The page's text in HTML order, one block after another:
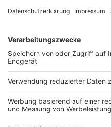
Services
Bauprojekt-Quiz
Häuser-Suche
Hausanbieter-Suche
Bauprojekt-Profil